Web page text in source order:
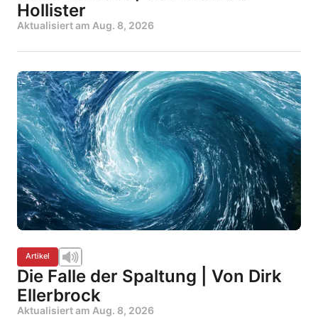
Hollister
Aktualisiert am Aug. 8, 2026
Artikel
Die Falle der Spaltung | Von Dirk
Ellerbrock
Aktualisiert am Aug. 8, 2026